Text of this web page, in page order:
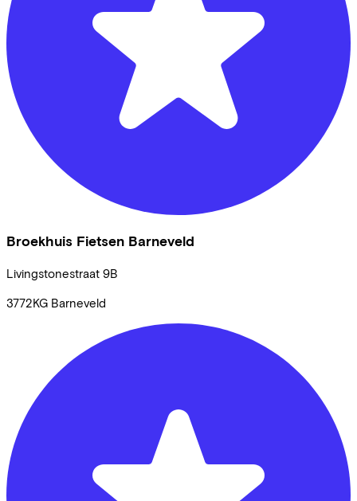
Broekhuis Fietsen Barneveld
Livingstonestraat 9B
3772KG Barneveld